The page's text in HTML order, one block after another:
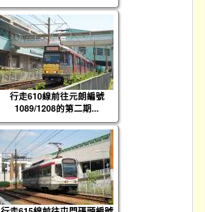
行走610線前往元朗編號
1089/1208的第二期...